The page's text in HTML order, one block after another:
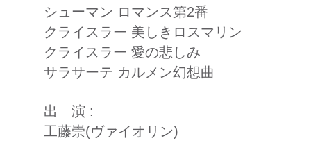
シューマン ロマンス第2番
クライスラー 美しきロスマリン
クライスラー 愛の悲しみ
​サラサーテ カルメン幻想曲
出 演 :
工藤崇(ヴァイオリン)